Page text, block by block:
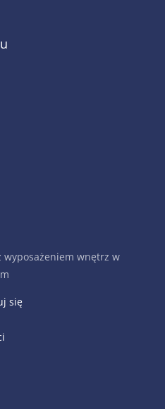
wnętrz w
się